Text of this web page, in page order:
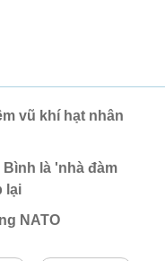
vũ khí hạt nhân
là 'nhà đàm
lại
NATO